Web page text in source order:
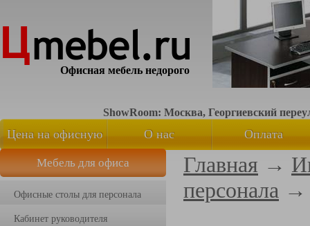
Офисная мебель недорого
ShowRoom: Москва, Георгиевский
Цена на офисную
мебель
О нас Оплата
Мебель для офиса
Офисные столы для персонала
Кабинет руководителя
Главная →
персонала